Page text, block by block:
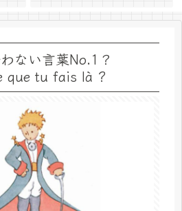
ない言葉No.1？
que tu fais là ?